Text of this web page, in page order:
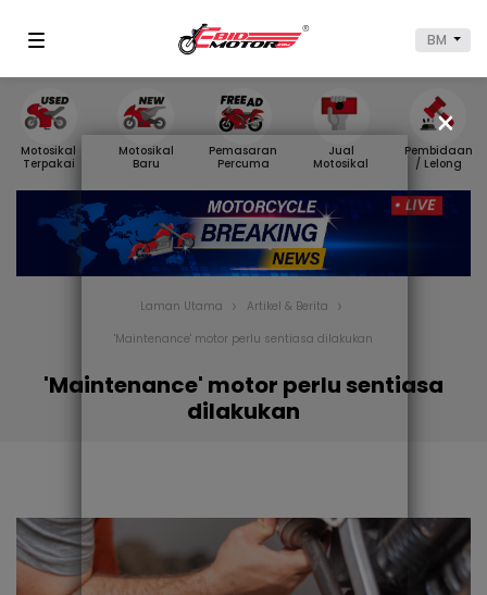
BM
Motosikal
Terpakai
Motosikal
Baru
Pemasaran
Percuma
Jual
Motosikal
Pembidaan
/ Lelong
Laman Utama
Artikel & Berita
'Maintenance' motor perlu sentiasa dilakukan
'Maintenance' motor perlu sentiasa
dilakukan
×